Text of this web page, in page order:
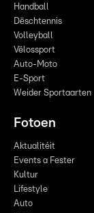
Handball
Dëschtennis
Volleyball
Vëlossport
Auto-Moto
E-Sport
Weider Sportaarten
Fotoen
Aktualitéit
Events a Fester
Kultur
Lifestyle
Auto